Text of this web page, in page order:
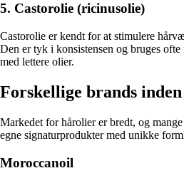
5. Castorolie (ricinusolie)
Castorolie er kendt for at stimulere
Den er tyk i konsistensen og bruges
med lettere olier.
Forskellige brands
Markedet for hårolier er bredt, og
egne signaturprodukter med unikke
Moroccanoil